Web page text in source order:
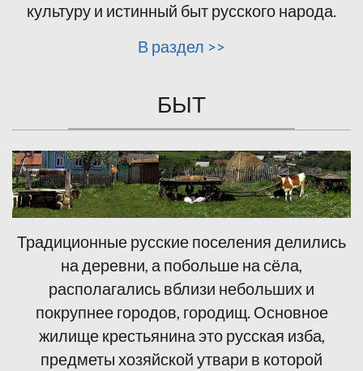
культуру и истинный быт русского народа.
В раздел >>
БЫТ
Традиционные русские поселения делились
на деревни, а побольше на сёла,
располагались вблизи небольших и
покрупнее городов, городищ. Основное
жилище крестьянина это русская изба,
предметы хозяйской утвари в которой